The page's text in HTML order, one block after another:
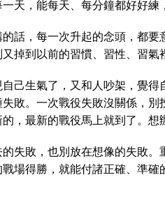
天，能每天、每分鐘都好好練
話，每一次升起的念頭，都
掉到以前的習慣、習性、習氣
己生氣了，又和人吵架，覺
敗。一次戰役失敗沒關係，
，最新的戰役馬上就到了。想
失敗，也別放在想像的失敗
場得勝，就能付諸正確、準